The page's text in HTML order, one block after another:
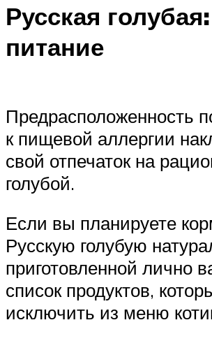
Русская голубая:
питание
Предрасположенность
к пищевой аллергии
свой отпечаток на
голубой.
Если вы планируете
Русскую голубую
приготовленной лично
список продуктов,
исключить из меню